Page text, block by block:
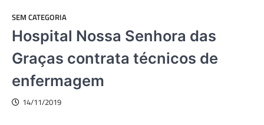
SEM CATEGORIA
Hospital Nossa Senhora das
Graças contrata técnicos de
enfermagem
14/11/2019